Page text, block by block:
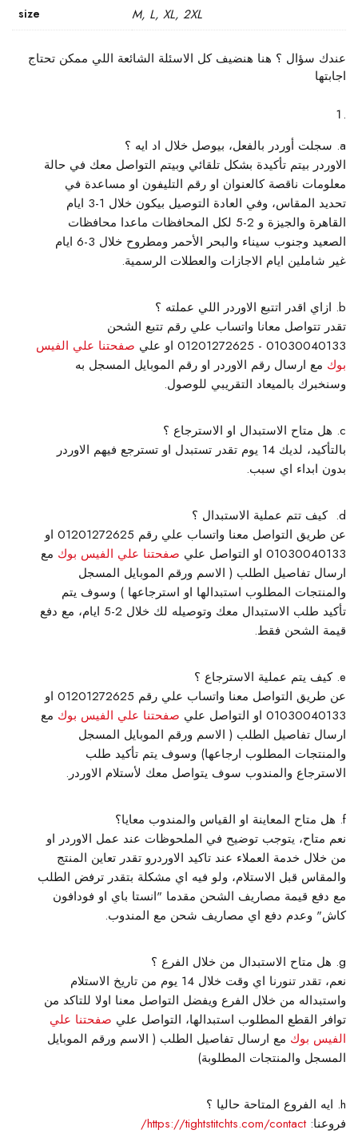
size M, L, XL, 2XL
عندك سؤال ؟ هنا هنضيف كل الاسئلة الشائعة اللي ممكن تحتاج
اجابتها
سجلت أوردر بالفعل، بيوصل خلال اد ايه ؟
الاوردر بيتم تأكيدة بشكل تلقائي وبيتم التواصل معك في حالة
معلومات ناقصة كالعنوان او رقم التليفون او مساعدة في
تحديد المقاس، وفي العادة التوصيل بيكون خلال 1-3 ايام
القاهرة والجيزة و 2-5 لكل المحافظات ماعدا محافظات
الصعيد وجنوب سيناء والبحر الأحمر ومطروح خلال 3-6 ايام
غير شاملين ايام الاجازات والعطلات الرسمية.
ازاي اقدر اتتبع الاوردر اللي عملته ؟
تقدر تتواصل معانا واتساب علي رقم تتبع الشحن
01030040133 - 01201272625 او علي
صفحتنا علي الفيس
بوك مع ارسال رقم الاوردر او رقم الموبايل المسجل به
وسنخبرك بالميعاد التقريبي للوصول.
هل متاح الاستبدال او الاسترجاع ؟
بالتأكيد، لديك 14 يوم تقدر تستبدل او تسترجع فيهم الاوردر
بدون ابداء اي سبب.
كيف تتم عملية الاستبدال ؟
عن طريق التواصل معنا واتساب علي رقم 01201272625 او
01030040133 او التواصل علي
صفحتنا علي الفيس بوك مع
ارسال تفاصيل الطلب ( الاسم ورقم الموبايل المسجل
والمنتجات المطلوب استبدالها او استرجاعها ) وسوف يتم
تأكيد طلب الاستبدال معك وتوصيله لك خلال 2-5 ايام، مع دفع
قيمة الشحن فقط.
كيف يتم عملية الاسترجاع ؟
عن طريق التواصل معنا واتساب علي رقم 01201272625 او
01030040133 او التواصل علي
صفحتنا علي الفيس بوك مع
ارسال تفاصيل الطلب ( الاسم ورقم الموبايل المسجل
والمنتجات المطلوب ارجاعها) وسوف يتم تأكيد طلب
الاسترجاع والمندوب سوف يتواصل معك لأستلام الاوردر.
هل متاح المعاينة او القياس والمندوب معايا؟
نعم متاح، يتوجب توضيح في الملحوظات عند عمل الاوردر او
من خلال خدمة العملاء عند تاكيد الاوردرو تقدر تعاين المنتج
والمقاس قبل الاستلام، ولو فيه اي مشكلة بتقدر ترفض الطلب
مع دفع قيمة مصاريف الشحن مقدما "انستا باي او فودافون
كاش" وعدم دفع اي مصاريف شحن مع المندوب.
هل متاح الاستبدال من خلال الفرع ؟
نعم، تقدر تنورنا اي وقت خلال 14 يوم من تاريخ الاستلام
واستبداله من خلال الفرع ويفضل التواصل معنا اولا للتاكد من
توافر القطع المطلوب استبدالها، التواصل علي صفحتنا علي
الفيس بوك مع ارسال تفاصيل الطلب ( الاسم ورقم الموبايل
المسجل والمنتجات المطلوبة)
ايه الفروع المتاحة حاليا ؟
فروعنا:https://tightstitchts.com/contact/